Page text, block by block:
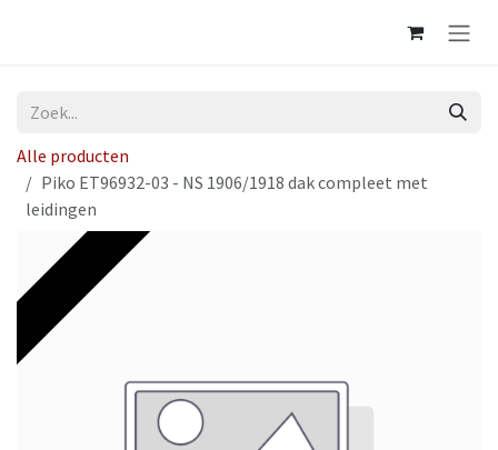
Alle producten
Piko ET96932-03 - NS 1906/1918 dak compleet met
leidingen
Op voorraad